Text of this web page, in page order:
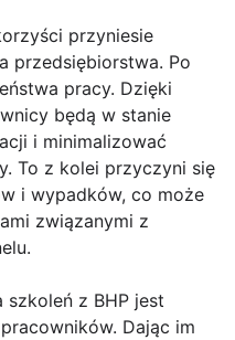
przyniesie
przedsiębiorstwa. Po
pracy. Dzięki
będą w stanie
i minimalizować
To z kolei przyczyni się
i wypadków, co może
związanymi z
z BHP jest
Dając im